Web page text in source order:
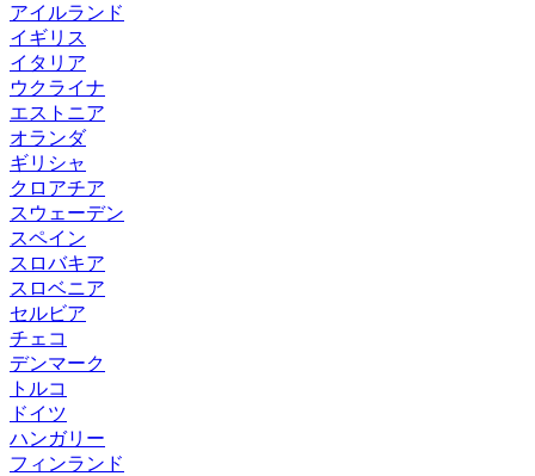
アイルランド
イギリス
イタリア
ウクライナ
エストニア
オランダ
ギリシャ
クロアチア
スウェーデン
スペイン
スロバキア
スロベニア
セルビア
チェコ
デンマーク
トルコ
ドイツ
ハンガリー
フィンランド